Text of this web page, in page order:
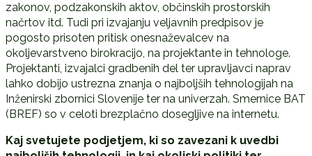
zakonov, podzakonskih aktov, občinskih prostorskih
načrtov itd. Tudi pri izvajanju veljavnih predpisov je
pogosto prisoten pritisk onesnaževalcev na
okoljevarstveno birokracijo, na projektante in tehnologe.
Projektanti, izvajalci gradbenih del ter upravljavci naprav
lahko dobijo ustrezna znanja o najboljših tehnologijah na
Inženirski zbornici Slovenije ter na univerzah. Smernice BAT
(BREF) so v celoti brezplačno dosegljive na internetu.
Kaj svetujete podjetjem, ki so zavezani k uvedbi